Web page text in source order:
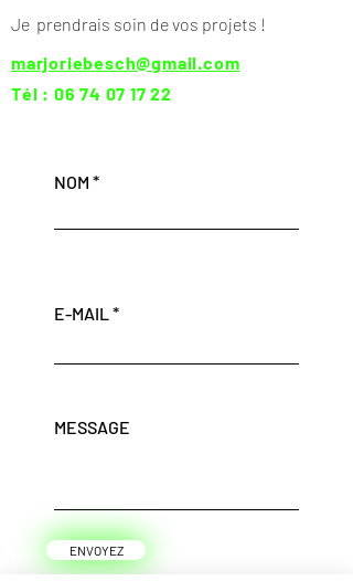
Je prendrais soin de vos projets !
marjoriebesch@gmail.com
Tél : 06 74 07 17 22
NOM
E-MAIL
MESSAGE
ENVOYEZ